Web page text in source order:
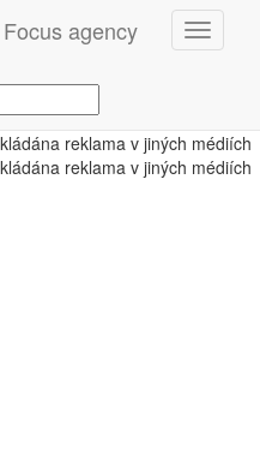
reklama v jiných médiích
reklama v jiných médiích